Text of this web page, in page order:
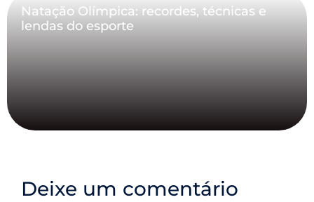
Natação Olímpica: recordes, técnicas e
lendas do esporte
Deixe um comentário